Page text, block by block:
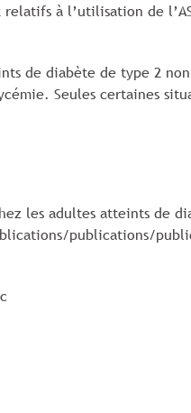
à l’utilisation de
de diabète de type 2
Seules certaines
les adultes atteints de
publications/